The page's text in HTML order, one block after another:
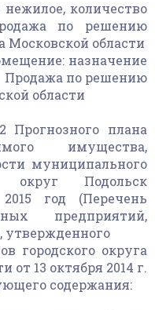
количество
по решению
Московской области
назначение
Продажа по решению
области
плана
имущества,
муниципального
округ Подольск
год (Перечень
предприятий,
утвержденного
городского округа
от 13 октября 2014 г.
содержания: